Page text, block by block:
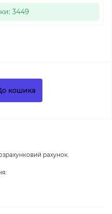
3449
кошика
рахунок.